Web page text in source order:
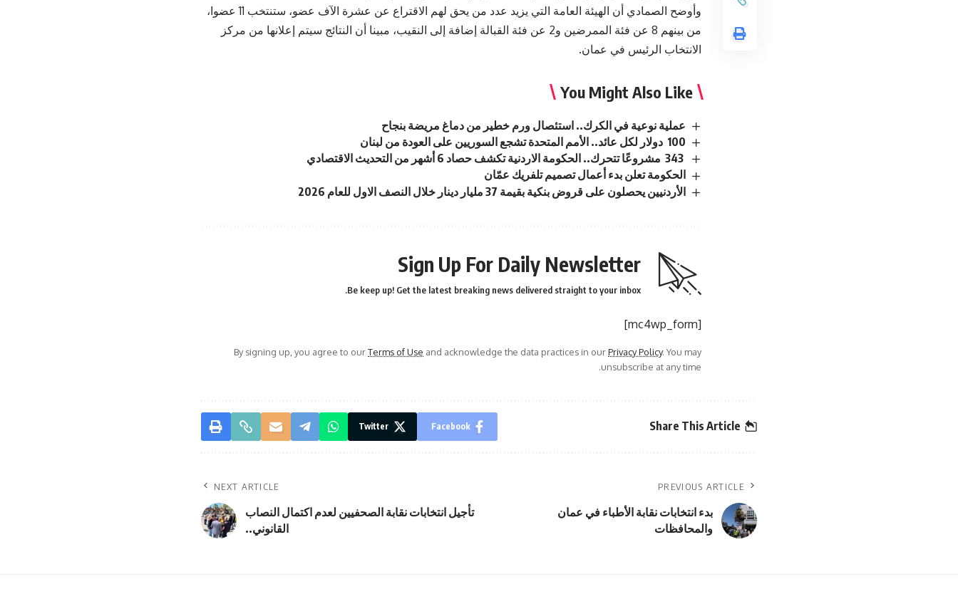
وأوضح الصمادي أن الهيئة العامة التي يزيد عدد من يحق لهم الاقتراع عن عشرة الآف عضو، ستنتخب 11 عضوا،
من بينهم 8 عن فئة الممرضين و2 عن فئة القبالة إضافة إلى النقيب، مبينا أن النتائج سيتم إعلانها من مركز
الانتخاب الرئيس في عمان.
You Might Also Like
عملية نوعية في الكرك.. استئصال ورم خطير من دماغ مريضة بنجاح
100 دولار لكل عائد.. الأمم المتحدة تشجع السوريين على العودة من لبنان
343 مشروعًا تتحرك.. الحكومة الاردنية تكشف حصاد 6 أشهر من التحديث الاقتصادي
الحكومة تعلن بدء أعمال تصميم تلفريك عمّان
الأردنيين يحصلون على قروض بنكية بقيمة 37 مليار دينار خلال النصف الاول للعام 2026
Sign Up For Daily Newsletter
Be keep up! Get the latest breaking news delivered straight to your inbox.
[mc4wp_form]
By signing up, you agree to ourTerms of Use and acknowledge the data practices in ourPrivacy Policy. You may
unsubscribe at any time.
Share This Article
Facebook
Twitter
PREVIOUS ARTICLE
بدء انتخابات نقابة الأطباء في عمان
والمحافظات
NEXT ARTICLE
تأجيل انتخابات نقابة الصحفيين لعدم اكتمال النصاب
القانوني..